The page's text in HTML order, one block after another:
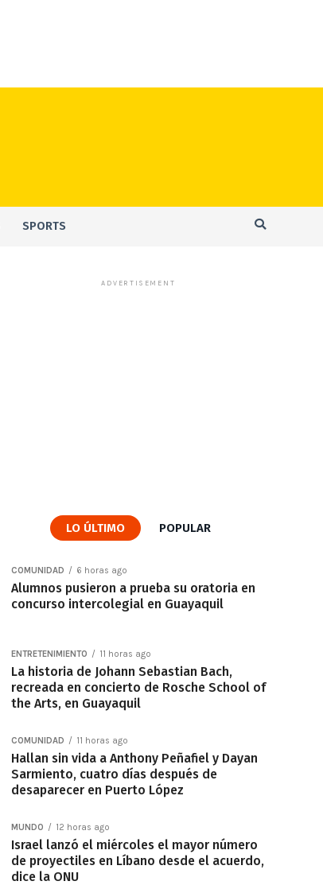
SPORTS
ADVERTISEMENT
LO ÚLTIMO POPULAR
COMUNIDAD 6 horas ago
Alumnos pusieron a prueba su oratoria en
concurso intercolegial en Guayaquil
ENTRETENIMIENTO 11 horas ago
La historia de Johann Sebastian Bach,
recreada en concierto de Rosche School of
the Arts, en Guayaquil
COMUNIDAD 11 horas ago
Hallan sin vida a Anthony Peñafiel y Dayan
Sarmiento, cuatro días después de
desaparecer en Puerto López
MUNDO 12 horas ago
Israel lanzó el miércoles el mayor número
de proyectiles en Líbano desde el acuerdo,
dice la ONU